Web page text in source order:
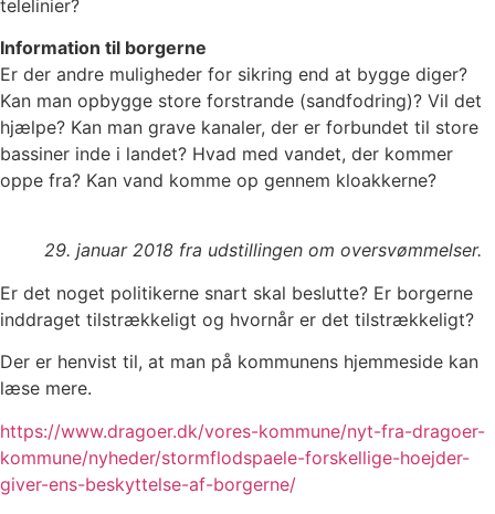
telelinier?
Information til borgerne
Er der andre muligheder for sikring end at bygge diger?
Kan man opbygge store forstrande (sandfodring)? Vil det
hjælpe? Kan man grave kanaler, der er forbundet til store
bassiner inde i landet? Hvad med vandet, der kommer
oppe fra? Kan vand komme op gennem kloakkerne?
29. januar 2018 fra udstillingen om oversvømmelser.
Er det noget politikerne snart skal beslutte? Er borgerne
inddraget tilstrækkeligt og hvornår er det tilstrækkeligt?
Der er henvist til, at man på kommunens hjemmeside kan
læse mere.
https://www.dragoer.dk/vores-kommune/nyt-fra-dragoer-
kommune/nyheder/stormflodspaele-forskellige-hoejder-
giver-ens-beskyttelse-af-borgerne/